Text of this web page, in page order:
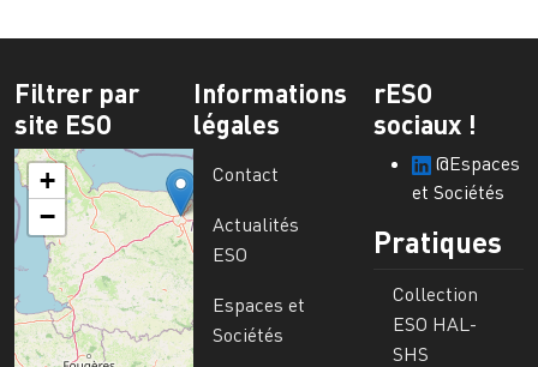
Filtrer par
site ESO
+
−
Informations
légales
Contact
Actualités
ESO
Espaces et
Sociétés
rESO
sociaux !
@Espaces
et Sociétés
Pratiques
Collection
ESO HAL-
SHS